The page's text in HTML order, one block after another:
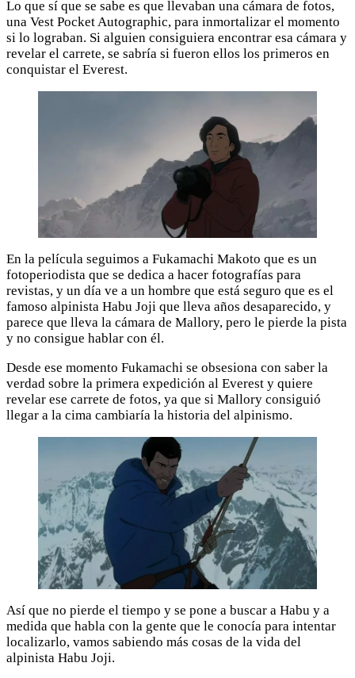
Lo que sí que se sabe es que llevaban una cámara de fotos,
una Vest Pocket Autographic, para inmortalizar el momento
si lo lograban. Si alguien consiguiera encontrar esa cámara y
revelar el carrete, se sabría si fueron ellos los primeros en
conquistar el Everest.
En la película seguimos a Fukamachi Makoto que es un
fotoperiodista que se dedica a hacer fotografías para
revistas, y un día ve a un hombre que está seguro que es el
famoso alpinista Habu Joji que lleva años desaparecido, y
parece que lleva la cámara de Mallory, pero le pierde la pista
y no consigue hablar con él.
Desde ese momento Fukamachi se obsesiona con saber la
verdad sobre la primera expedición al Everest y quiere
revelar ese carrete de fotos, ya que si Mallory consiguió
llegar a la cima cambiaría la historia del alpinismo.
Así que no pierde el tiempo y se pone a buscar a Habu y a
medida que habla con la gente que le conocía para intentar
localizarlo, vamos sabiendo más cosas de la vida del
alpinista Habu Joji.